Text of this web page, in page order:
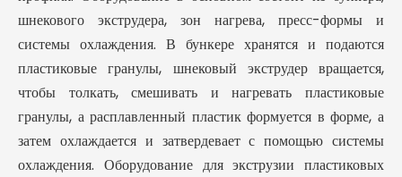
шнекового экструдера, зон нагрева, пресс-формы и
системы охлаждения. В бункере хранятся и подаются
пластиковые гранулы, шнековый экструдер вращается,
чтобы толкать, смешивать и нагревать пластиковые
гранулы, а расплавленный пластик формуется в форме, а
затем охлаждается и затвердевает с помощью системы
охлаждения. Оборудование для экструзии пластиковых